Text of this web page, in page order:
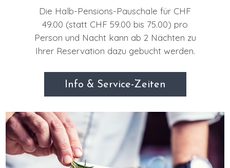
Die Halb-Pensions-Pauschale für CHF
49.00 (statt CHF 59.00 bis 75.00) pro
Person und Nacht kann ab 2 Nächten zu
Ihrer Reservation dazu gebucht werden.
Info & Service-Zeiten